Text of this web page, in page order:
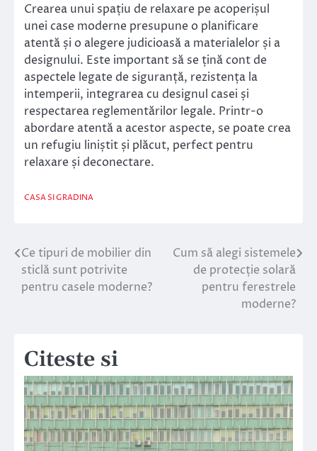
Crearea unui spațiu de relaxare pe acoperișul
unei case moderne presupune o planificare
atentă și o alegere judicioasă a materialelor și a
designului. Este important să se țină cont de
aspectele legate de siguranță, rezistența la
intemperii, integrarea cu designul casei și
respectarea reglementărilor legale. Printr-o
abordare atentă a acestor aspecte, se poate crea
un refugiu liniștit și plăcut, perfect pentru
relaxare și deconectare.
CASA SI GRADINA
Navigare
în
Ce tipuri de mobilier din
sticlă sunt potrivite
pentru casele moderne?
Cum să alegi sistemele
de protecție solară
pentru ferestrele
moderne?
Citeste si